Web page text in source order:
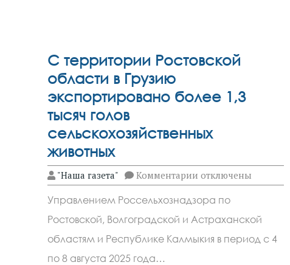
С территории Ростовской
области в Грузию
экспортировано более 1,3
тысяч голов
сельскохозяйственных
животных
"Наша газета" Комментариик
записи
территории
Ростовской
области
в
Грузию
отключены
Управлением Россельхознадзора по
Ростовской, Волгоградской и Астраханской
областям и Республике Калмыкия в период с 4
по 8 августа 2025 года…